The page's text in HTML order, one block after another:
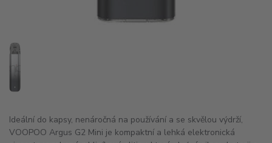
Ideální do kapsy, nenáročná na používání a se skvělou výdrží,
VOOPOO Argus G2 Mini je kompaktní a lehká elektronická